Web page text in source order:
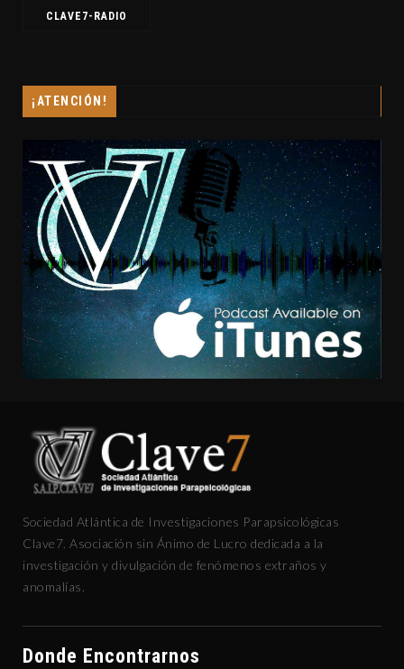
CLAVE7-RADIO
¡ATENCIÓN!
Sociedad Atlántica de Investigaciones Parapsicológicas
Clave7. Asociación sin Ánimo de Lucro dedicada a la
investigación y divulgación de fenómenos extraños y
anomalías.
Donde Encontrarnos